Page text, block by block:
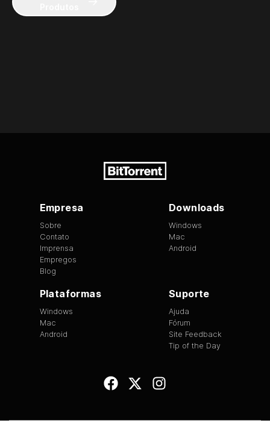
Empresa
Sobre
Contato
Imprensa
Empregos
Blog
Downloads
Windows
Mac
Android
Plataformas
Windows
Mac
Android
Suporte
Ajuda
Fórum
Site Feedback
Tip of the Day